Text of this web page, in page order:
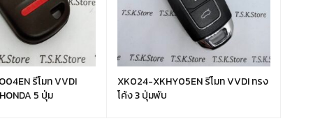
โมท VVDI
แบบแยก ทรง HONDA 5 ปุ่ม
XK024-XKHY05EN รีโมท VVDI ทรง
โค้ง 3 ปุ่มพับ